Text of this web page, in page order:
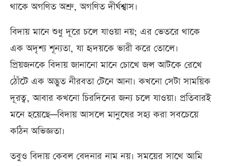
থাকে অগণিত অশ্রু, অগণিত দীর্ঘশ্বাস।
বিদায় মানে শুধু দূরে চলে যাওয়া নয়; এর ভেতরে থাকে
এক অদৃশ্য শূন্যতা, যা হৃদয়কে ভারী করে তোলে।
প্রিয়জনকে বিদায় জানানো মানে চোখে জল আটকে রেখে
ঠোঁটে এক অদ্ভুত নীরবতা টেনে আনা। কখনো সেটা সাময়িক
দূরত্ব, আবার কখনো চিরদিনের জন্য চলে যাওয়া। প্রতিবারই
মনে হয়েছে—বিদায় আসলে মানুষের সহ্য করা সবচেয়ে
কঠিন অভিজ্ঞতা।
তবুও বিদায় কেবল বেদনার নাম নয়। সময়ের সাথে আমি